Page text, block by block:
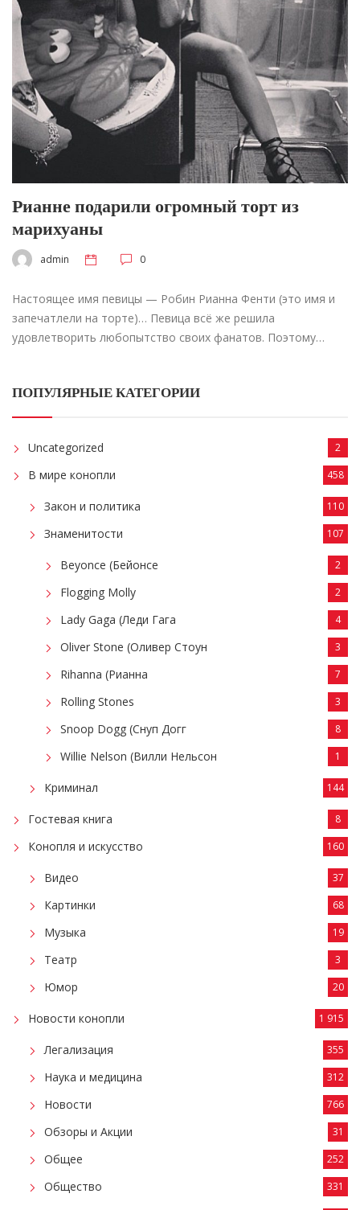
Рианне подарили огромный торт из
марихуаны
admin 0
Настоящее имя певицы — Робин Рианна Фенти (это имя и
запечатлели на торте)… Певица всё же решила
удовлетворить любопытство своих фанатов. Поэтому…
ПОПУЛЯРНЫЕ КАТЕГОРИИ
Uncategorized 2
В мире конопли 458
Закон и политика 110
Знаменитости 107
Beyonce (Бейонсе 2
Flogging Molly 2
Lady Gaga (Леди Гага 4
Oliver Stone (Оливер Стоун 3
Rihanna (Рианна 7
Rolling Stones 3
Snoop Dogg (Снуп Догг 8
Willie Nelson (Вилли Нельсон 1
Криминал 144
Гостевая книга 8
Конопля и искусство 160
Видео 37
Картинки 68
Музыка 19
Театр 3
Юмор 20
Новости конопли 1 915
Легализация 355
Наука и медицина 312
Новости 766
Обзоры и Акции 31
Общее 252
Общество 331